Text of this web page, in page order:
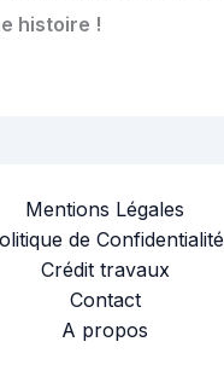
histoire !
Mentions Légales
de Confidentialité
Crédit travaux
Contact
A propos